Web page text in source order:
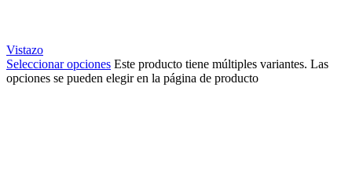
Vistazo
Seleccionar opciones Este producto tiene múltiples variantes. Las
opciones se pueden elegir en la página de producto